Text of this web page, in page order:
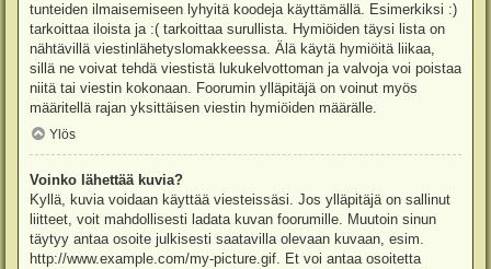
tunteiden ilmaisemiseen lyhyitä koodeja käyttämällä. Esimerkiksi :)
tarkoittaa iloista ja :( tarkoittaa surullista. Hymiöiden täysi lista on
nähtävillä viestinlähetyslomakkeessa. Älä käytä hymiöitä liikaa,
sillä ne voivat tehdä viestistä lukukelvottoman ja valvoja voi poistaa
niitä tai viestin kokonaan. Foorumin ylläpitäjä on voinut myös
määritellä rajan yksittäisen viestin hymiöiden määrälle.
Ylös
Voinko lähettää kuvia?
Kyllä, kuvia voidaan käyttää viesteissäsi. Jos ylläpitäjä on sallinut
liitteet, voit mahdollisesti ladata kuvan foorumille. Muutoin sinun
täytyy antaa osoite julkisesti saatavilla olevaan kuvaan, esim.
http://www.example.com/my-picture.gif. Et voi antaa osoitetta